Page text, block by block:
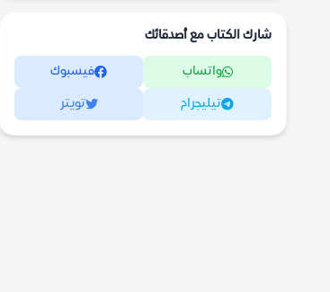
شارك الكتاب مع أصدقائك
واتساب فيسبوك
تيليجرام تويتر